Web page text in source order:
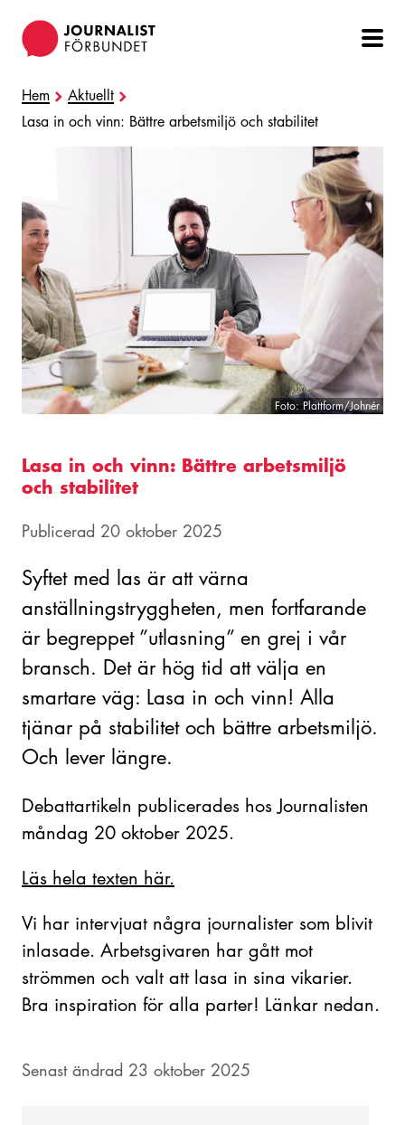
Hem
Aktuellt
Lasa in och vinn: Bättre arbetsmiljö och stabilitet
Foto: Plattform/Johnér
Lasa in och vinn: Bättre arbetsmiljö
och stabilitet
Publicerad 20 oktober 2025
Syftet med las är att värna
anställningstryggheten, men fortfarande
är begreppet ”utlasning” en grej i vår
bransch. Det är hög tid att välja en
smartare väg: Lasa in och vinn! Alla
tjänar på stabilitet och bättre arbetsmiljö.
Och lever längre.
Debattartikeln publicerades hos Journalisten
måndag 20 oktober 2025.
Läs hela texten här.
Vi har intervjuat några journalister som blivit
inlasade. Arbetsgivaren har gått mot
strömmen och valt att lasa in sina vikarier.
Bra inspiration för alla parter! Länkar nedan.
Senast ändrad 23 oktober 2025